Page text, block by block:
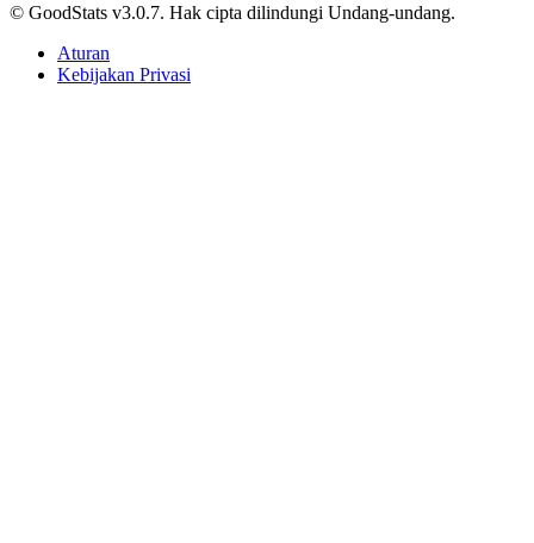
Kalahkan Persib Lewat Adu Penalti Dengan Skor 7-